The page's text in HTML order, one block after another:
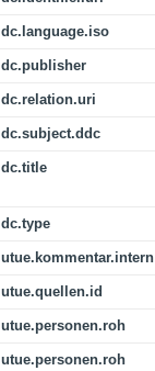
dc.language.iso
dc.publisher
dc.relation.uri
dc.subject.ddc
dc.title
dc.type
utue.kommentar.intern
utue.quellen.id
utue.personen.roh
utue.personen.roh